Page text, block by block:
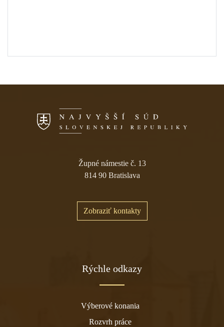
Župné námestie č. 13
814 90 Bratislava
Zobraziť kontakty
Rýchle odkazy
Výberové konania
Rozvrh práce